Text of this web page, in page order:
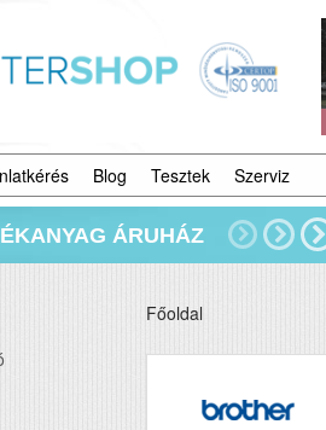
Blog Tesztek Szerviz
ÁRUHÁZ
Főoldal